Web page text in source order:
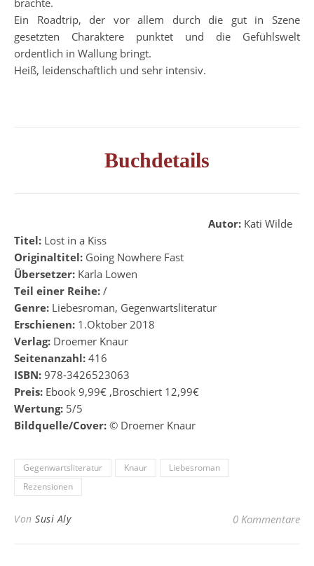
brachte.
Ein Roadtrip, der vor allem durch die gut in Szene
gesetzten Charaktere punktet und die Gefühlswelt
ordentlich in Wallung bringt.
Heiß, leidenschaftlich und sehr intensiv.
Buchdetails
Autor: Kati Wilde
Titel: Lost in a Kiss
Originaltitel: Going Nowhere Fast
Übersetzer: Karla Lowen
Teil einer Reihe: /
Genre: Liebesroman, Gegenwartsliteratur
Erschienen: 1.Oktober 2018
Verlag: Droemer Knaur
Seitenanzahl: 416
ISBN: 978-3426523063
Preis: Ebook 9,99€ ,Broschiert 12,99€
Wertung: 5/5
Bildquelle/Cover: © Droemer Knaur
Gegenwartsliteratur Knaur
Liebesroman
Rezensionen
Von Susi Aly 0 Kommentare